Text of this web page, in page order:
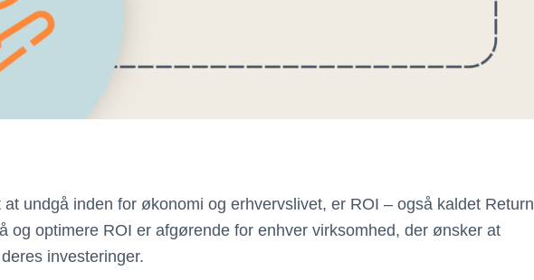
undgå inden for økonomi og erhvervslivet, er ROI – også kaldet Return
og optimere ROI er afgørende for enhver virksomhed, der ønsker at
investeringer.